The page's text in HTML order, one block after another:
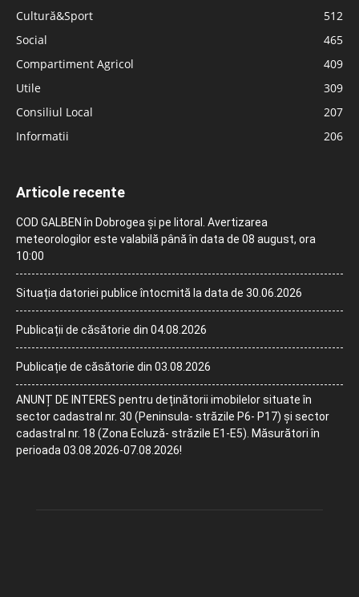
Cultură&Sport
512
Social
465
Compartiment Agricol
409
Utile
309
Consiliul Local
207
Informatii
206
Articole recente
COD GALBEN în Dobrogea și pe litoral. Avertizarea
meteorologilor este valabilă până în data de 08 august, ora
10:00
Situația datoriei publice întocmită la data de 30.06.2026
Publicații de căsătorie din 04.08.2026
Publicație de căsătorie din 03.08.2026
ANUNȚ DE INTERES pentru deținătorii imobilelor situate în
sector cadastral nr. 30 (Peninsula- străzile P6- P17) și sector
cadastral nr. 18 (Zona Ecluză- străzile E1-E5). Măsurători în
perioada 03.08.2026-07.08.2026!